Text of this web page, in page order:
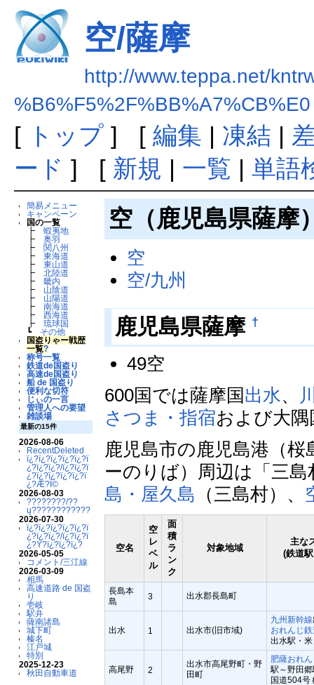
空/薩摩
http://www.teppa.net/
%B6%F5%2F%BB%A7%CB%E0
[ トップ] [ 編集 | 凍結 |
ード ] [ 新規 | 一覧 | 単語
簡易メニュー
キャンペーン
国の一覧
┣蝦夷地
┣奥羽
┣ 関八州
┣東海道
┣東山道
┣北陸道
┣畿内
┣ 山陰道
┣ 山陽道
┣南海道
┣西海道
┣琉球国
┗ その他
国盗りゃー戦歴
一覧?
称号一覧
鉄道de国盗り
高速de国盗り
船 de 国盗り
便利な切符
じぃの一言
管理人への要望
雑談場
最新の15件
2026-08-06
RecentDeleted
ï¿?ï¿?ï¿?ï¿?ï¿?ï
¿?ï¿?ï¿?/ï¿?ï¿?ï
¿?ï¿?ï¿?ï¿?ï¿?ï
¿?Æ?Ï©
2026-08-03
????????/??
ų????????????
2026-07-30
ï¿?ï¿?ï¿?ï¿?ï¿?ï
¿?ï¿?ï¿?/ï¿?ï¿?ï
¿?Ý?ï¿?ï¿?ï¿?
2026-05-05
コメント/三江線
2026-03-09
相馬
高速道路 de 国盗
り
壱岐
駅弁
薩南諸島
城下町
榛名
江戸城
特別
2025-12-23
秋田自動車道
空（鹿児島県薩摩
空
空/九州
鹿児島県薩摩 †
49空
600国では薩摩国出水、
さつま・指宿および大隅
鹿児島市の鹿児島港（
ーのりば）周辺は「三
島・屋久島 （三島村）、
空名
空
レ
ベ
ル
面
積
ラ
ン
ク
対象地域
主な
(鉄道
長島本
島
3 出水郡長島町
出水 1 出水市(旧市域)
九州新幹線
おれんじ
出水駅・
高尾野 2
出水市高尾野町・野
田町
肥薩おれ
駅～野田
国道504号